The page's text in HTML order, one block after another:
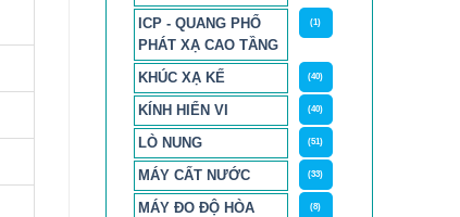
ICP - QUANG PHỔ
PHÁT XẠ CAO TẦNG
(1)
KHÚC XẠ KẾ (40)
KÍNH HIỂN VI (40)
LÒ NUNG (51)
MÁY CẤT NƯỚC (33)
MÁY ĐO ĐỘ HÒA
(8)